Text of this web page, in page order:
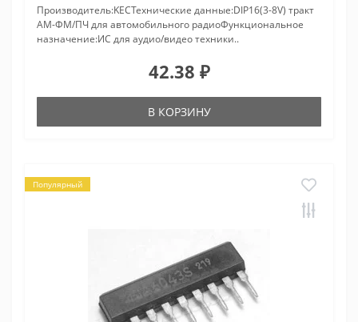
Производитель:KECТехнические данные:DIP16(3-8V) тракт
АМ-ФМ/ПЧ для автомобильного радиоФункциональное
назначение:ИС для аудио/видео техники..
42.38 ₽
В КОРЗИНУ
Популярный